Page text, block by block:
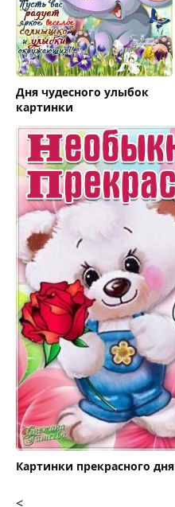
Дня чудесного улыбок
картинки
Картинки прекрасного дня
<